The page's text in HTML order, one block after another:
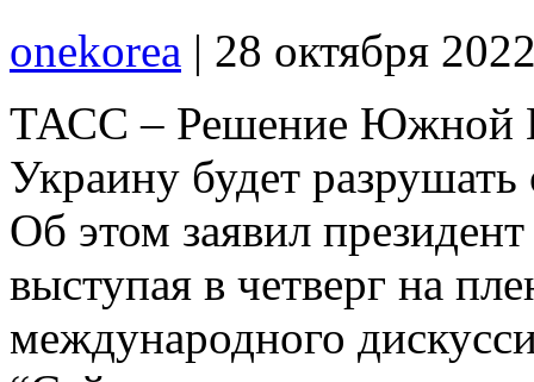
onekorea | 28 октября
ТАСС – Решение Южной
Украину будет
Об этом заявил
выступая в четверг на
международного